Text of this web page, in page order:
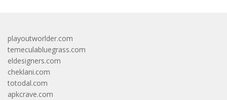
playoutworlder.com
temeculabluegrass.com
eldesigners.com
cheklani.com
totodal.com
apkcrave.com